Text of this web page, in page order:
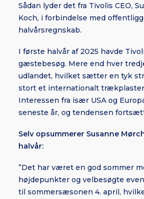
Sådan lyder det fra Tivolis CEO,
Koch, i forbindelse med
halvårsregnskab.
I første halvår af 2025 havde
gæstebesøg. Mere end hver
udlandet, hvilket sætter en tyk
stort et internationalt
Interessen fra især USA og
seneste år, og tendensen
Selv opsummerer Susanne
halvår:
”Det har været en god sommer
højdepunkter og velbesøgte
til sommersæsonen 4. april,